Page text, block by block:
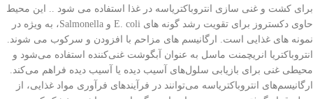
برای کشت و غنی سازی انتروباکتریاسه در غذا استفاده می شود .. این محیط
حاوی دکستروز برای تقویت رشد گونه های E. coli و Salmonella، به ویژه در
نمونه های غذایی است. ارگانیسم های مزاحم با افزودن و سرکوب می شوند.
انتروباکتریا انریچمنت ماسل به عنوان آبگوشت غنی‌کننده استفاده می‌شود و
محیطی غنی برای بازیابی سلول‌های آسیب دیده یا آسیب دیده فراهم می‌کند.
ارگانیسم‌های انتروباکتریاسه می‌توانند در فرآیندهای فرآوری مواد غذایی، از